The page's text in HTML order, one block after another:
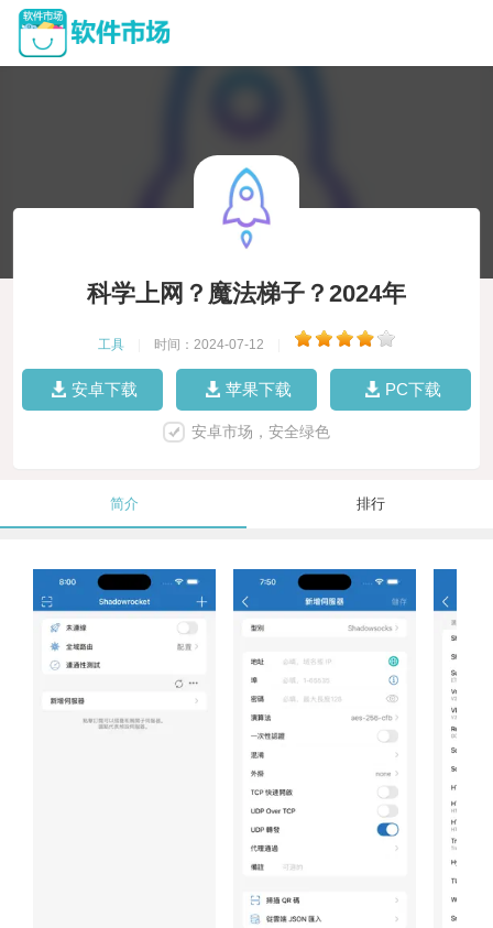
科学上网？魔法梯子？2024年
工具 时间：2024-07-12
安卓下载 苹果下载 PC下载
安卓市场，安全绿色
简介 排行